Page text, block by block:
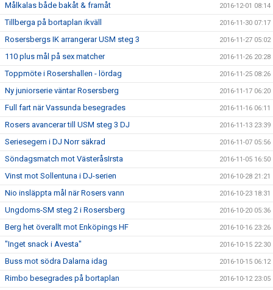
Målkalas både bakåt & framåt 2016-12-01 08:14
Tillberga på bortaplan ikväll 2016-11-30 07:17
Rosersbergs IK arrangerar USM steg 3 2016-11-27 05:02
110 plus mål på sex matcher 2016-11-26 20:28
Toppmöte i Rosershallen - lördag 2016-11-25 08:26
Ny juniorserie väntar Rosersberg 2016-11-17 06:20
Full fart när Vassunda besegrades 2016-11-16 06:11
Rosers avancerar till USM steg 3 DJ 2016-11-13 23:39
Seriesegern i DJ Norr säkrad 2016-11-07 05:56
Söndagsmatch mot VästeråsIrsta 2016-11-05 16:50
Vinst mot Sollentuna i DJ-serien 2016-10-28 21:21
Nio insläppta mål när Rosers vann 2016-10-23 18:31
Ungdoms-SM steg 2 i Rosersberg 2016-10-20 05:36
Berg het överallt mot Enköpings HF 2016-10-16 23:26
"Inget snack i Avesta" 2016-10-15 22:30
Buss mot södra Dalarna idag 2016-10-15 06:12
Rimbo besegrades på bortaplan 2016-10-12 23:05